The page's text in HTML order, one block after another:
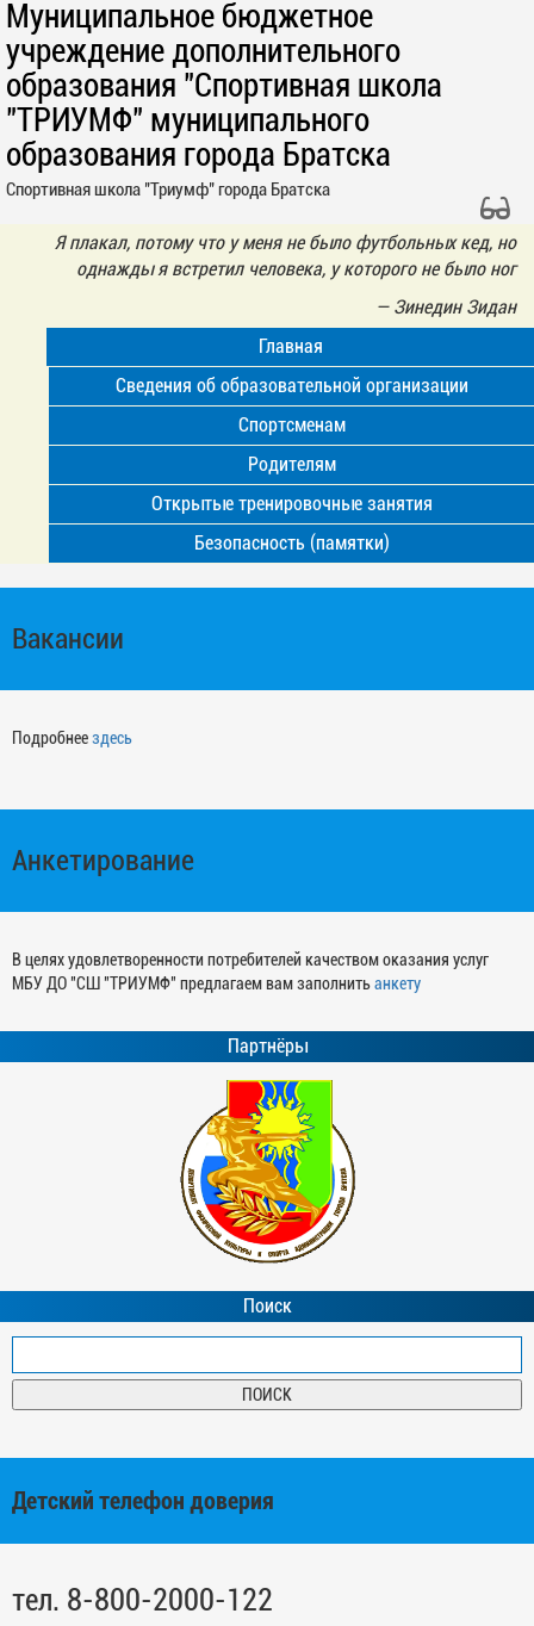
Муниципальное бюджетное
учреждение дополнительного
образования "Спортивная школа
"ТРИУМФ" муниципального
образования города Братска
Спортивная школа "Триумф" города Братска
Я плакал, потому что у меня не было футбольных кед, но
однажды я встретил человека, у которого не было ног
— Зинедин Зидан
Главная
Сведения об образовательной организации
Спортсменам
Родителям
Открытые тренировочные занятия
Безопасность (памятки)
Вакансии
Подробнеездесь
Анкетирование
В целях удовлетворенности потребителей качеством оказания услуг
МБУ ДО "СШ "ТРИУМФ" предлагаем вам заполнитьанкету
Партнёры
Поиск
Детский телефон доверия
тел. 8-800-2000-122